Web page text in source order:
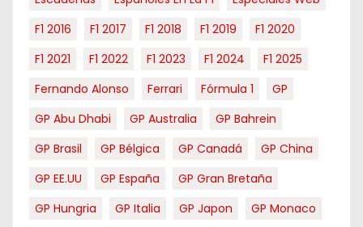
F1 2016
F1 2017 F1 2018 F1 2019
F1 2020
F1 2021
F1 2022 F1 2023 F1 2024
F1 2025
Fernando Alonso
Ferrari Fórmula 1
GP
GP Abu Dhabi
GP Australia
GP Bahrein
GP Brasil
GP Bélgica GP Canadá
GP China
GP EE.UU
GP España
GP Gran Bretaña
GP Hungria
GP Italia GP Japon
GP Monaco